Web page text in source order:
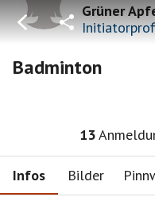
Grüner
Badminton
13
Infos Bilder